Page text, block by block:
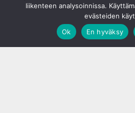
liikenteen analysoinnissa.
evästeiden
Ok
En hyväksy